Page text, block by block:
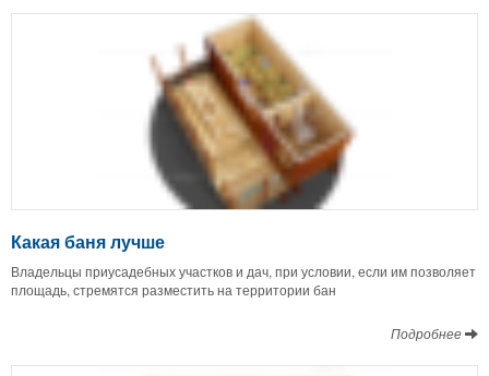
Какая баня лучше
Владельцы приусадебных участков и дач, при условии, если им позволяет
площадь, стремятся разместить на территории бан
Подробнее